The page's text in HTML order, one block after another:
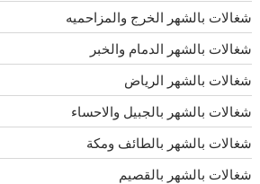
شغالات بالشهر الخرج والمزاحميه
شغالات بالشهر الدمام والخبر
شغالات بالشهر الرياض
شغالات بالشهر بالجبيل والاحساء
شغالات بالشهر بالطائف ومكة
شغالات بالشهر بالقصيم